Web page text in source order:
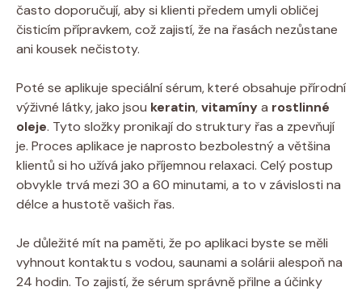
často doporučují, aby si klienti předem umyli obličej
čisticím přípravkem, což zajistí, že na řasách nezůstane
ani kousek nečistoty.
Poté se aplikuje speciální sérum, které obsahuje přírodní
výživné látky, jako jsou keratin,vitamínya rostlinné
oleje. Tyto složky pronikají do struktury řas a zpevňují
je. Proces aplikace je naprosto bezbolestný a většina
klientů si ho užívá jako příjemnou relaxaci. Celý postup
obvykle trvá mezi 30 a 60 minutami, a to v závislosti na
délce a hustotě vašich řas.
Je důležité mít na paměti, že po aplikaci byste se měli
vyhnout kontaktu s vodou, saunami a solárii alespoň na
24 hodin. To zajistí, že sérum správně přilne a účinky